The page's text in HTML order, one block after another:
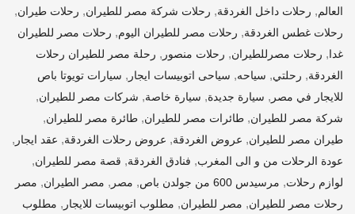
العالم, رحلات داخل الغردقة, رحلات شركة مصر للطيران, رحلات طيران,
رحلات غطس الغردقة, رحلات مصر للطيران اليوم, رحلات مصر للطيران
غدا, رحلات مصرللطيران, رحلات منصور , رحلة مصر للطيران رحلات
الغردقة, رحلتي, سياحه, سياحى اتوبيسات ايجار , سيارات تويوتا باص
للايجار في مصر , سيارة جديدة, سيارة خاصة, شركات مصر للطيران,
شركة مصر للطيران, طائرات مصر للطيران, طائرة مصر للطيران,
طيران مصر للطيران, عروض الغردقة, عروض رحلات الغردقة, عقد ايجار ,
عودة الرحلات من و الى المغرب, فنادق الغردقة, قصة مصر للطيران,
لوازم رحلات, مرسيدس 600 من جولدن باص , مصر , مصر الطيران, مصر
رحلات مصر للطيران, مصر للطيران, مطلوب اتوبيسات للايجار , مطلوب